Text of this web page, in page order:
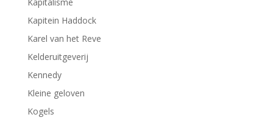
Kapitalisme
Kapitein Haddock
Karel van het Reve
Kelderuitgeverij
Kennedy
Kleine geloven
Kogels